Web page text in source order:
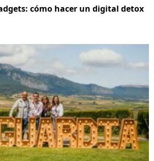
cómo hacer un digital detox